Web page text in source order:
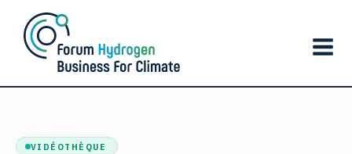
contenu
VIDÉOTHÈQUE